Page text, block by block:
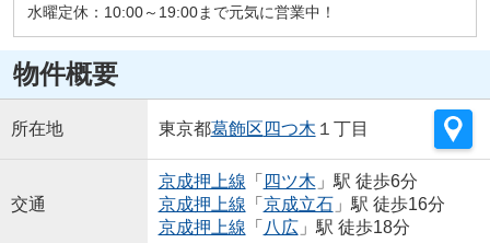
水曜定休：10:00～19:00まで元気に営業中！
物件概要
所在地 東京都葛飾区 四つ木 １丁目
交通
京成押上線 「 四ツ木 」駅 徒歩6分
京成押上線 「 京成立石」駅 徒歩16分
京成押上線 「 八広」駅 徒歩18分